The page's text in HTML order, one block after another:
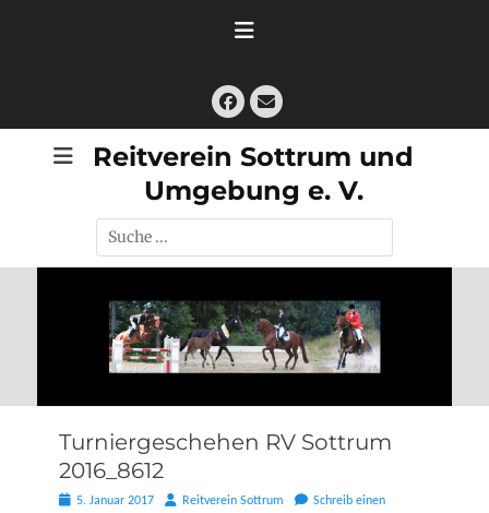
Facebook
E-
Mail
Reitverein Sottrum und
Umgebung e. V.
Suche
nach:
Turniergeschehen RV Sottrum
2016_8612
Posted5. Januar 2017 AutorReitverein Sottrum
Schreib einen